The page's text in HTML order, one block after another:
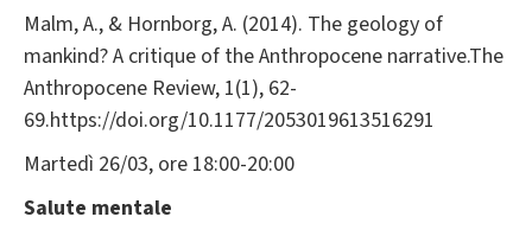
Malm, A., & Hornborg, A. (2014). The geology of
mankind? A critique of the Anthropocene narrative.The
Anthropocene Review, 1(1), 62-
69.https://doi.org/10.1177/2053019613516291
Martedì 26/03, ore 18:00-20:00
Salute mentale